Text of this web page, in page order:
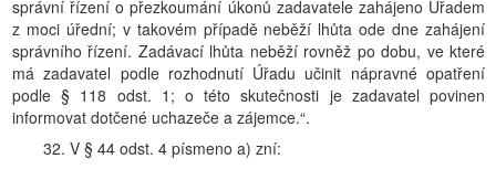
správní řízení o přezkoumání úkonů zadavatele zahájeno Úřadem
z moci úřední; v takovém případě neběží lhůta ode dne zahájení
správního řízení. Zadávací lhůta neběží rovněž po dobu, ve které
má zadavatel podle rozhodnutí Úřadu učinit nápravné opatření
podle § 118 odst. 1; o této skutečnosti je zadavatel povinen
informovat dotčené uchazeče a zájemce.“.
32. V § 44 odst. 4 písmeno a) zní: